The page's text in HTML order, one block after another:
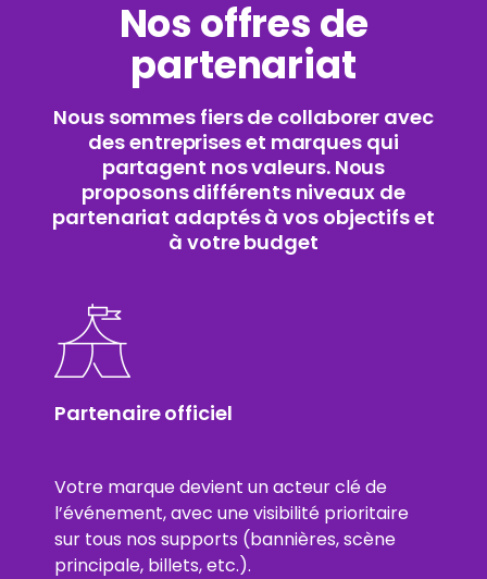
Nos offres de
partenariat
Nous sommes fiers de collaborer avec
des entreprises et marques qui
partagent nos valeurs. Nous
proposons différents niveaux de
partenariat adaptés à vos objectifs et
à votre budget
Partenaire officiel
Votre marque devient un acteur clé de
l’événement, avec une visibilité prioritaire
sur tous nos supports (bannières, scène
principale, billets, etc.).